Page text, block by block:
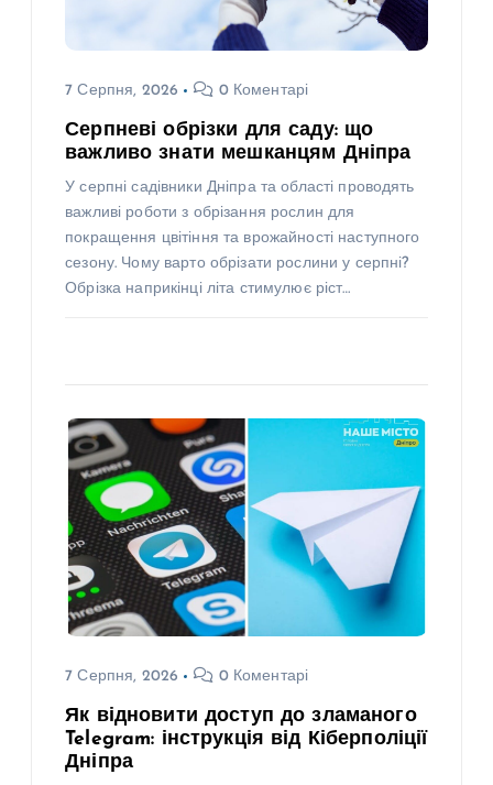
7 Серпня, 2026 0 Коментарі
Серпневі обрізки для саду: що
важливо знати мешканцям Дніпра
У серпні садівники Дніпра та області проводять
важливі роботи з обрізання рослин для
покращення цвітіння та врожайності наступного
сезону. Чому варто обрізати рослини у серпні?
Обрізка наприкінці літа стимулює ріст…
7 Серпня, 2026 0 Коментарі
Як відновити доступ до зламаного
Telegram: інструкція від Кіберполіції
Дніпра